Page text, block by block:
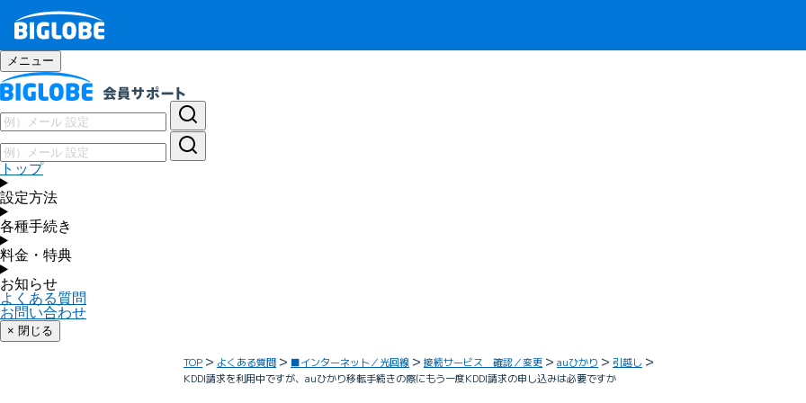
メニュー
トップ
設定方法
各種手続き
料金・特典
お知らせ
よくある質問
お問い合わせ
× 閉じる
TOP よくある質問 ■インターネット／光回線 接続サービス 確認／変更 auひかり
引越し
KDDI請求を利用中ですが、auひかり移転手続きの際にもう一度KDDI請求の申し込みは必要ですか